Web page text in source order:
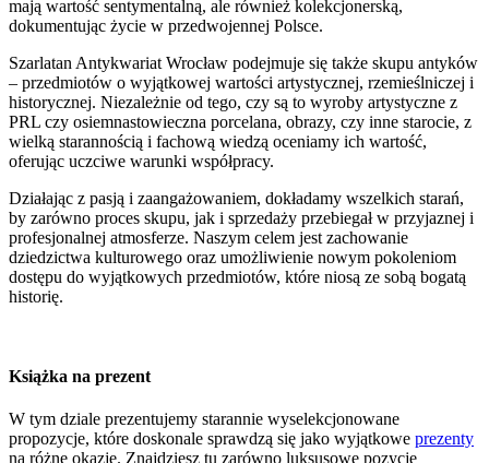
mają wartość sentymentalną, ale również kolekcjonerską,
dokumentując życie w przedwojennej Polsce.
Szarlatan Antykwariat Wrocław podejmuje się także skupu antyków
– przedmiotów o wyjątkowej wartości artystycznej, rzemieślniczej i
historycznej. Niezależnie od tego, czy są to wyroby artystyczne z
PRL czy osiemnastowieczna porcelana, obrazy, czy inne starocie, z
wielką starannością i fachową wiedzą oceniamy ich wartość,
oferując uczciwe warunki współpracy.
Działając z pasją i zaangażowaniem, dokładamy wszelkich starań,
by zarówno proces skupu, jak i sprzedaży przebiegał w przyjaznej i
profesjonalnej atmosferze. Naszym celem jest zachowanie
dziedzictwa kulturowego oraz umożliwienie nowym pokoleniom
dostępu do wyjątkowych przedmiotów, które niosą ze sobą bogatą
historię.
Książka na prezent
W tym dziale prezentujemy starannie wyselekcjonowane
propozycje, które doskonale sprawdzą się jako wyjątkowe prezenty
na różne okazje. Znajdziesz tu zarówno luksusowe pozycje